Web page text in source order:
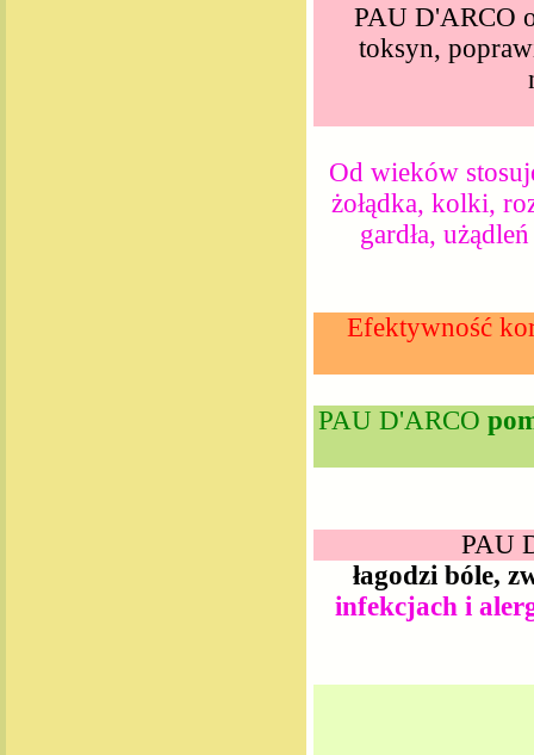
PAU D'ARCO
toksyn,
Od wieków
żołądka, kolki,
gardła,
Efektywność
PAU D'ARCO
PAU
łagodzi bóle,
infekcjach i